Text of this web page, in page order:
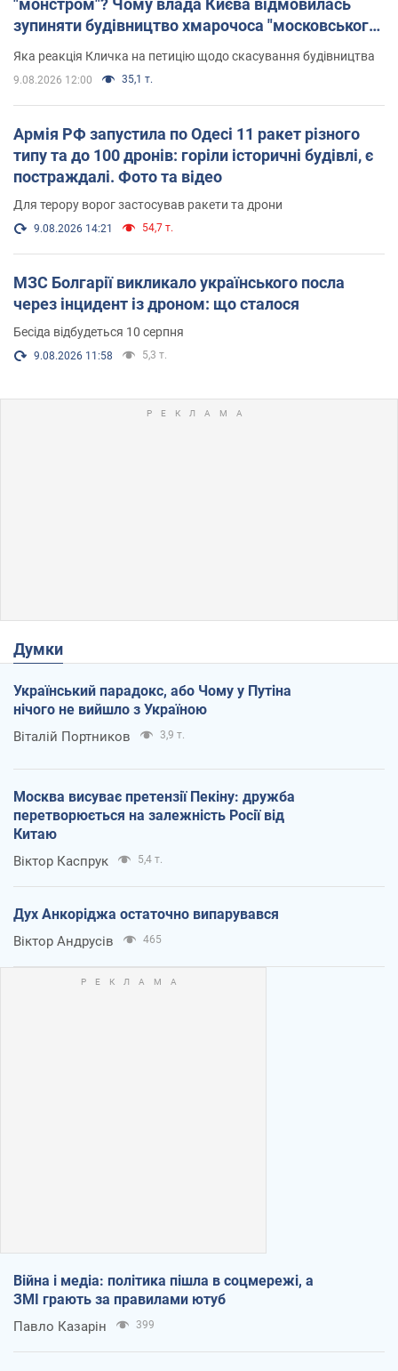
зупиняти будівництво хмарочоса "московського
вірянина"
Яка реакція Кличка на петицію щодо скасування будівництва
9.08.2026 12:00 35,1 т.
Армія РФ запустила по Одесі 11 ракет різного
типу та до 100 дронів: горіли історичні будівлі, є
постраждалі. Фото та відео
Для терору ворог застосував ракети та дрони
9.08.2026 14:21 54,7 т.
МЗС Болгарії викликало українського посла
через інцидент із дроном: що сталося
Бесіда відбудеться 10 серпня
9.08.2026 11:58 5,3 т.
Думки
Український парадокс, або Чому у Путіна
нічого не вийшло з Україною
Віталій Портников 3,9 т.
Москва висуває претензії Пекіну: дружба
перетворюється на залежність Росії від
Китаю
Віктор Каспрук 5,4 т.
Дух Анкоріджа остаточно випарувався
Віктор Андрусів 465
Війна і медіа: політика пішла в соцмережі, а
ЗМІ грають за правилами ютуб
Павло Казарін 399